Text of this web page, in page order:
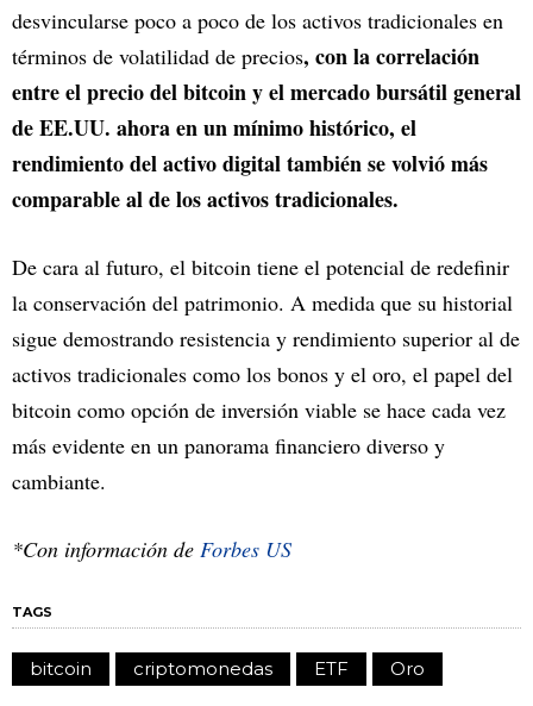
desvincularse poco a poco de los activos tradicionales en
términos de volatilidad de precios, con la correlación
entre el precio del bitcoin y el mercado bursátil general
de EE.UU. ahora en un mínimo histórico, el
rendimiento del activo digital también se volvió más
comparable al de los activos tradicionales.
De cara al futuro, el bitcoin tiene el potencial de redefinir
la conservación del patrimonio. A medida que su historial
sigue demostrando resistencia y rendimiento superior al de
activos tradicionales como los bonos y el oro, el papel del
bitcoin como opción de inversión viable se hace cada vez
más evidente en un panorama financiero diverso y
cambiante.
*Con información de Forbes US
TAGS
bitcoin criptomonedas ETF Oro